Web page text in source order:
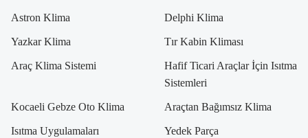
Astron Klima Delphi Klima
Yazkar Klima Tır Kabin Kliması
Araç Klima Sistemi
Hafif Ticari Araçlar İçin Isıtma
Sistemleri
Kocaeli Gebze Oto Klima Araçtan Bağımsız Klima
Isıtma Uygulamaları Yedek Parça